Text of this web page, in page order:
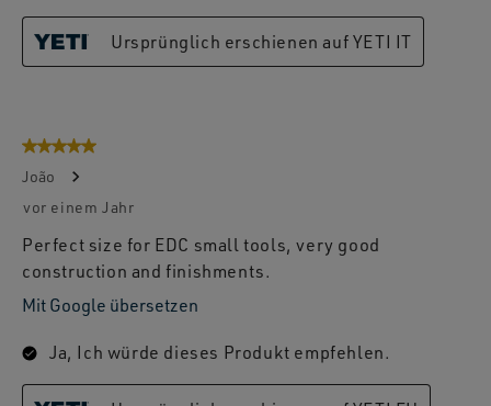
Ursprünglich erschienen auf YETI IT
5 von 5 Sternen.
João
vor einem Jahr
Perfect size for EDC small tools, very good
construction and finishments.
Mit Google übersetzen
Ja, Ich würde dieses Produkt empfehlen.